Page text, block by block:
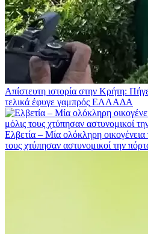
Απίστευτη ιστορία στην Κρήτη:
τελικά έφυγε γαμπρός ΕΛΛΑΔΑ
Ελβετία – Μία ολόκληρη
τους χτύπησαν αστυνομικοί την